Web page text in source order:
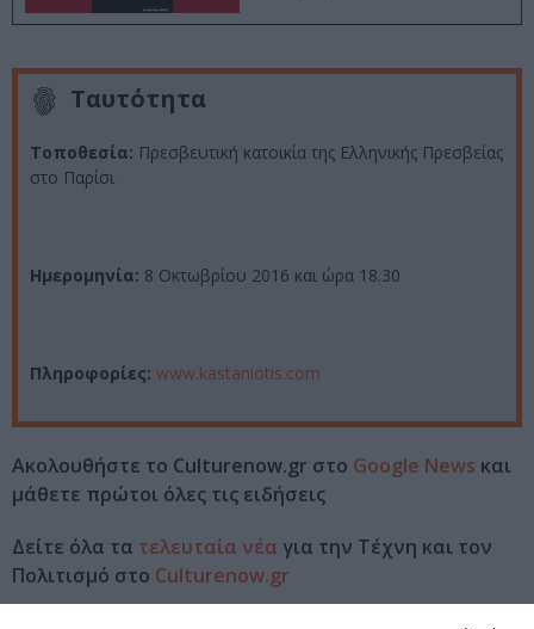
Ταυτότητα
Τοποθεσία: Πρεσβευτική κατοικία της Ελληνικής Πρεσβείας
στο Παρίσι
Ημερομηνία: 8 Οκτωβρίου 2016 και ώρα 18.30
Πληροφορίες: www.kastaniotis.com
Ακολουθήστε το Culturenow.gr στο Google News και
μάθετε πρώτοι όλες τις ειδήσεις
Δείτε όλα τα τελευταία νέα για την Τέχνη και τον
Πολιτισμό στο Culturenow.gr